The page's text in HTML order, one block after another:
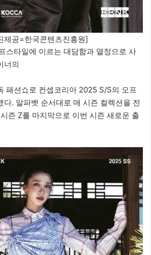
제공=한국콘텐츠진흥원]
스타일에 이르는 대담함과 열정으로 사
너의
패션쇼로 컨셉코리아 2025 S/S의 오프
다. 알파벳 순서대로 매 시즌 컬렉션을 전
즌 Z를 마지막으로 이번 시즌 새로운 출